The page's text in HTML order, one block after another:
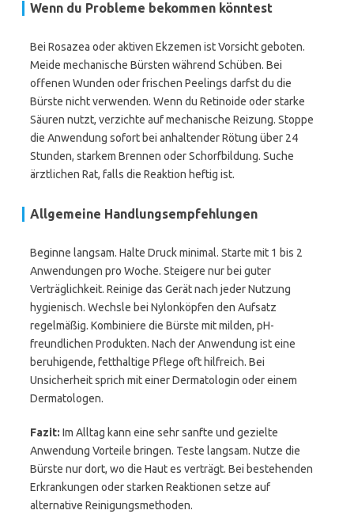
Wenn du Probleme bekommen könntest
Bei Rosazea oder aktiven Ekzemen ist Vorsicht geboten.
Meide mechanische Bürsten während Schüben. Bei
offenen Wunden oder frischen Peelings darfst du die
Bürste nicht verwenden. Wenn du Retinoide oder starke
Säuren nutzt, verzichte auf mechanische Reizung. Stoppe
die Anwendung sofort bei anhaltender Rötung über 24
Stunden, starkem Brennen oder Schorfbildung. Suche
ärztlichen Rat, falls die Reaktion heftig ist.
Allgemeine Handlungsempfehlungen
Beginne langsam. Halte Druck minimal. Starte mit 1 bis 2
Anwendungen pro Woche. Steigere nur bei guter
Verträglichkeit. Reinige das Gerät nach jeder Nutzung
hygienisch. Wechsle bei Nylonköpfen den Aufsatz
regelmäßig. Kombiniere die Bürste mit milden, pH-
freundlichen Produkten. Nach der Anwendung ist eine
beruhigende, fetthaltige Pflege oft hilfreich. Bei
Unsicherheit sprich mit einer Dermatologin oder einem
Dermatologen.
Fazit: Im Alltag kann eine sehr sanfte und gezielte
Anwendung Vorteile bringen. Teste langsam. Nutze die
Bürste nur dort, wo die Haut es verträgt. Bei bestehenden
Erkrankungen oder starken Reaktionen setze auf
alternative Reinigungsmethoden.